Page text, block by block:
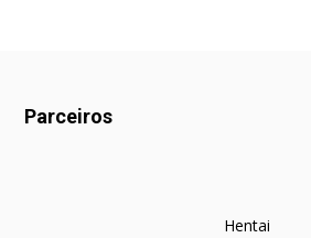
Parceiros
Hentai